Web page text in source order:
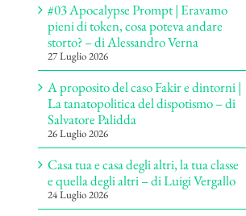
#03 Apocalypse Prompt | Eravamo
pieni di token, cosa poteva andare
storto? – di Alessandro Verna
27 Luglio 2026
A proposito del caso Fakir e dintorni |
La tanatopolitica del dispotismo – di
Salvatore Palidda
26 Luglio 2026
Casa tua e casa degli altri, la tua classe
e quella degli altri – di Luigi Vergallo
24 Luglio 2026